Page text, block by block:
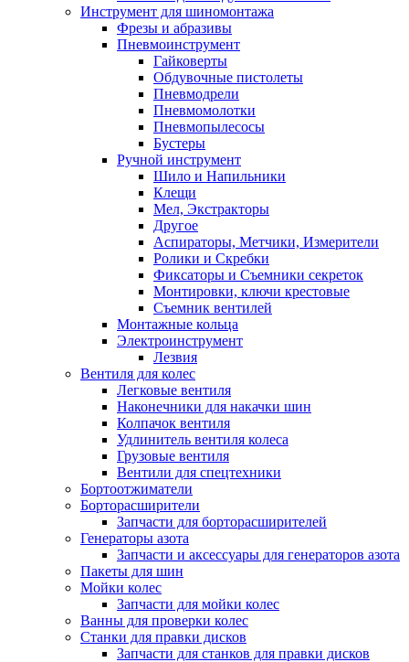
Инструмент для шиномонтажа
Фрезы и абразивы
Пневмоинструмент
Гайковерты
Обдувочные пистолеты
Пневмодрели
Пневмомолотки
Пневмопылесосы
Бустеры
Ручной инструмент
Шило и Напильники
Клещи
Мел, Экстракторы
Другое
Аспираторы, Метчики, Измерители
Ролики и Скребки
Фиксаторы и Съемники секреток
Монтировки, ключи крестовые
Съемник вентилей
Монтажные кольца
Электроинструмент
Лезвия
Вентиля для колес
Легковые вентиля
Наконечники для накачки шин
Колпачок вентиля
Удлинитель вентиля колеса
Грузовые вентиля
Вентили для спецтехники
Бортоотжиматели
Борторасширители
Запчасти для борторасширителей
Генераторы азота
Запчасти и аксессуары для генераторов азота
Пакеты для шин
Мойки колес
Запчасти для мойки колес
Ванны для проверки колес
Станки для правки дисков
Запчасти для станков для правки дисков